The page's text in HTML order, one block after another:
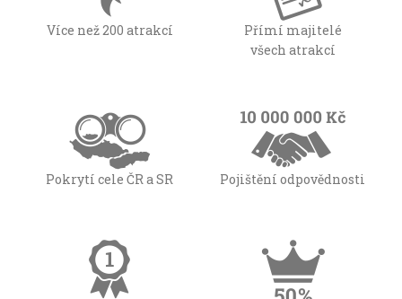
Více než 200 atrakcí
Přímí majitelé
všech atrakcí
Pokrytí cele ČR a SR Pojištění odpovědnosti